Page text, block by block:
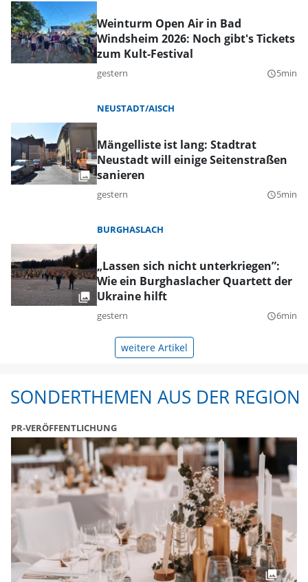
Weinturm Open Air in Bad
Windsheim 2026: Noch gibt's Tickets
zum Kult-Festival
gestern query_builder5min
NEUSTADT/AISCH
Mängelliste ist lang: Stadtrat
Neustadt will einige Seitenstraßen
sanieren
gestern query_builder5min
BURGHASLACH
„Lassen sich nicht unterkriegen”:
Wie ein Burghaslacher Quartett der
Ukraine hilft
gestern query_builder6min
weitere Artikel
SONDERTHEMEN AUS DER REGION
PR-VERÖFFENTLICHUNG